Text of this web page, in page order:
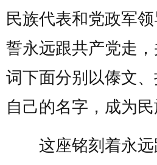
民族代表和党政军
誓永远跟共产党走
词下面分别以傣文
自己的名字，成为
这座铭刻着永远